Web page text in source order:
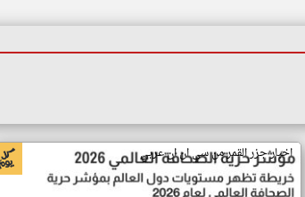
اخبار جزر القمر من سي ان ان عربي